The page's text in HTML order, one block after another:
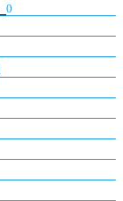
0